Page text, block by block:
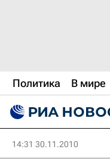
Политика В мире
14:31 30.11.2010